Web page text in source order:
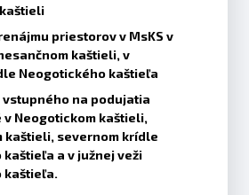
priestorov v MsKS v
kaštieli, v
Neogotického kaštieľa
vstupného na podujatia
Neogotickom kaštieli,
kaštieli, severnom krídle
a v južnej veži
kaštieľa.